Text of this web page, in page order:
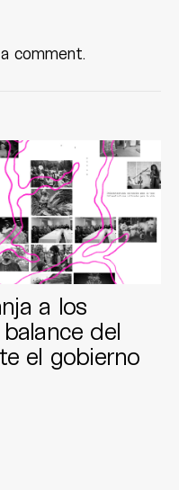
comment.
a los
del
el gobierno